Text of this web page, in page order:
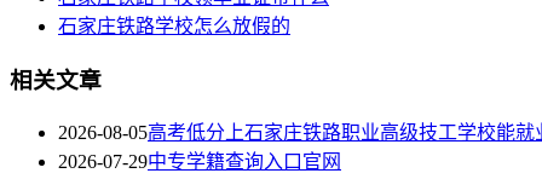
石家庄铁路学校怎么放假的
相关文章
2026-08-05高考低分上石家庄铁路职业高级技工学校能就
2026-07-29中专学籍查询入口官网